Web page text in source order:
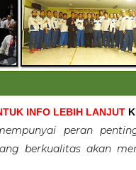
INFO LEBIH LANJUT
peran
berkualitas akan